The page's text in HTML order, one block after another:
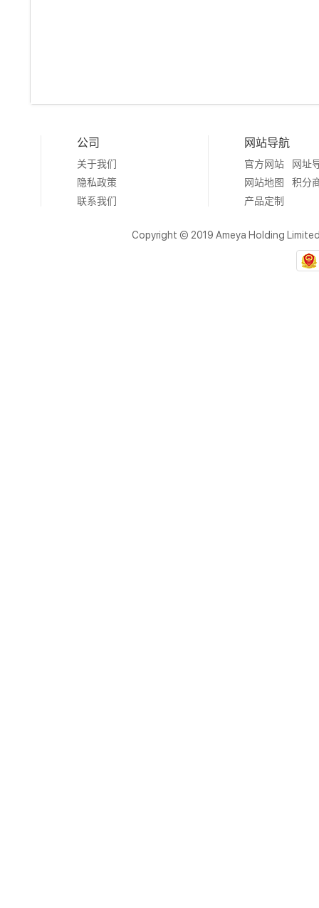
公司
关于我们
隐私政策
联系我们
网站导航
官方网站
网址
网站地图
积分
产品定制
Copyright © 2019 Ameya Holding